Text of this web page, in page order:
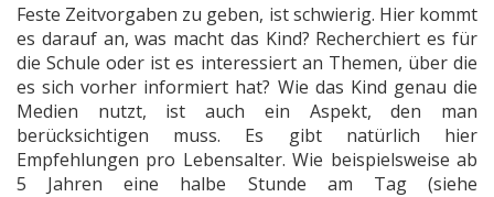
Feste Zeitvorgaben zu geben, ist schwierig. Hier kommt
es darauf an, was macht das Kind? Recherchiert es für
die Schule oder ist es interessiert an Themen, über die
es sich vorher informiert hat? Wie das Kind genau die
Medien nutzt, ist auch ein Aspekt, den man
berücksichtigen muss. Es gibt natürlich hier
Empfehlungen pro Lebensalter. Wie beispielsweise ab
5 Jahren eine halbe Stunde am Tag (siehe